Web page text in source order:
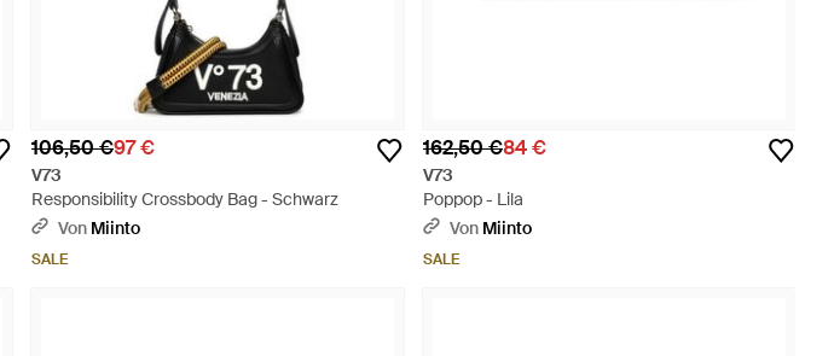
106,50 €97 €
V73
Responsibility Crossbody Bag - Schwarz
Von Miinto
SALE
162,50 €84 €
V73
Poppop - Lila
Von Miinto
SALE